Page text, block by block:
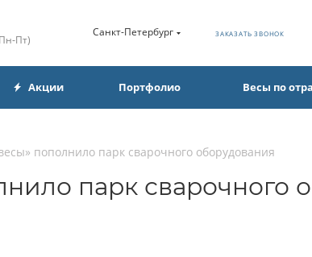
Санкт-Петербург ЗАКАЗАТЬ ЗВОНОК
Акции Портфолио Весы по
пополнило парк сварочного оборудования
парк сварочного